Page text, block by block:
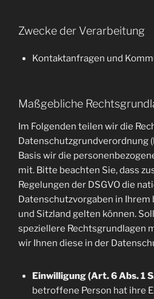
Zwecke der Verarbeitung
Kontaktanfragen und
Maßgebliche
Im Folgenden teilen wir die
Datenschutzgrundverordnung
Basis wir die
mit. Bitte beachten Sie, dass
Regelungen der DSGVO die
Datenschutzvorgaben in Ihrem
und Sitzland gelten können.
speziellere Rechtsgrundlagen
wir Ihnen diese in der
Einwilligung (Art. 6 Abs. 1
betroffene Person hat ihre